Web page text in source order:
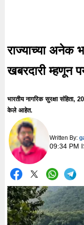
राज्याच्या अनेक
खबरदारी म्हणून
भारतीय नागरिक सुरक्षा
केले आहेत.
Written By:
09:34 PM